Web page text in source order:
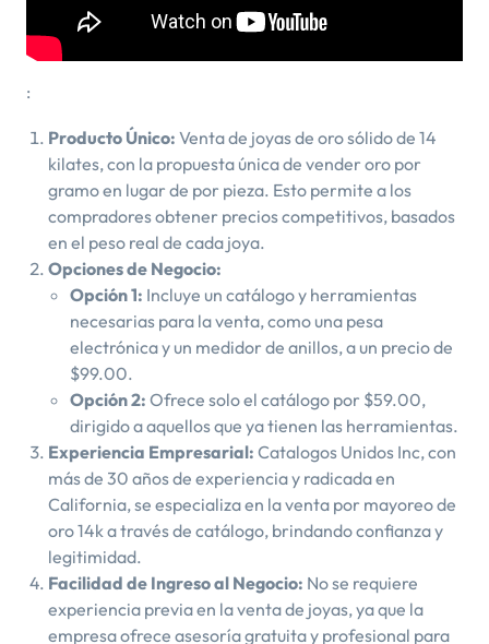
:
Producto Único: Venta de joyas de oro sólido de 14
kilates, con la propuesta única de vender oro por
gramo en lugar de por pieza. Esto permite a los
compradores obtener precios competitivos, basados
en el peso real de cada joya.
Opciones de Negocio:
Opción 1: Incluye un catálogo y herramientas
necesarias para la venta, como una pesa
electrónica y un medidor de anillos, a un precio de
$99.00.
Opción 2: Ofrece solo el catálogo por $59.00,
dirigido a aquellos que ya tienen las herramientas.
Experiencia Empresarial: Catalogos Unidos Inc, con
más de 30 años de experiencia y radicada en
California, se especializa en la venta por mayoreo de
oro 14k a través de catálogo, brindando confianza y
legitimidad.
Facilidad de Ingreso al Negocio: No se requiere
experiencia previa en la venta de joyas, ya que la
empresa ofrece asesoría gratuita y profesional para